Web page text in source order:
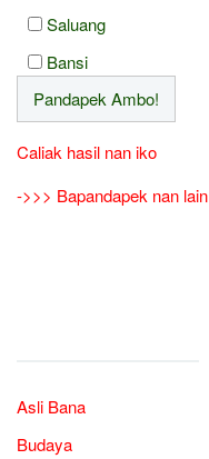
Saluang
Bansi
Caliak hasil nan iko
->>> Bapandapek nan lain
Asli Bana
Budaya